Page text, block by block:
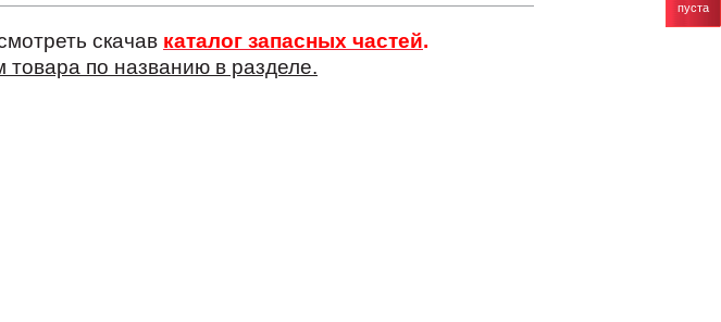
пуста
скачав каталог запасных частей.
по названию в разделе.